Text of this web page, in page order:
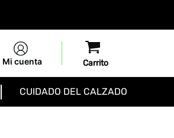
Mi cuenta
CUIDADO DEL CALZADO